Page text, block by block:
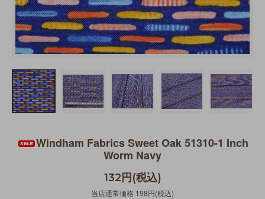
Windham Fabrics Sweet Oak 51310-1 Inch
Worm Navy
132円(税込)
当店通常価格 198円(税込)